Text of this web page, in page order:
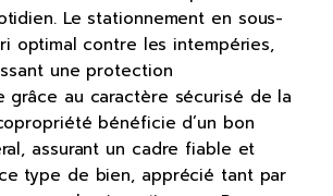
Le stationnement en sous-
optimal contre les intempéries,
une protection
grâce au caractère sécurisé de la
bénéficie d’un bon
assurant un cadre fiable et
type de bien, apprécié tant par